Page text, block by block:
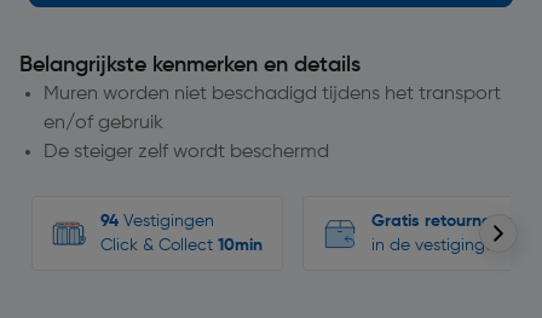
Belangrijkste kenmerken en details
Muren worden niet beschadigd tijdens het transport
en/of gebruik
De steiger zelf wordt beschermd
94 Vestigingen
Click & Collect 10min
Gratis retourneren
in de vestigingen